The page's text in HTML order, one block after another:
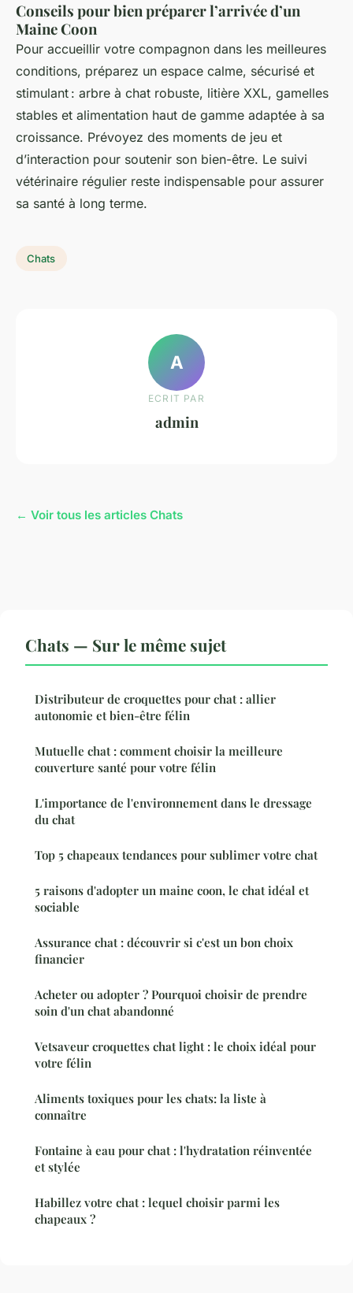
Conseils pour bien préparer l’arrivée d’un
Maine Coon
Pour accueillir votre compagnon dans les meilleures
conditions, préparez un espace calme, sécurisé et
stimulant : arbre à chat robuste, litière XXL, gamelles
stables et alimentation haut de gamme adaptée à sa
croissance. Prévoyez des moments de jeu et
d’interaction pour soutenir son bien-être. Le suivi
vétérinaire régulier reste indispensable pour assurer
sa santé à long terme.
Chats
A
ECRIT PAR
admin
← Voir tous les articles Chats
Chats — Sur le même sujet
Distributeur de croquettes pour chat : allier
autonomie et bien-être félin
Mutuelle chat : comment choisir la meilleure
couverture santé pour votre félin
L'importance de l'environnement dans le dressage
du chat
Top 5 chapeaux tendances pour sublimer votre chat
5 raisons d'adopter un maine coon, le chat idéal et
sociable
Assurance chat : découvrir si c'est un bon choix
financier
Acheter ou adopter ? Pourquoi choisir de prendre
soin d'un chat abandonné
Vetsaveur croquettes chat light : le choix idéal pour
votre félin
Aliments toxiques pour les chats: la liste à
connaître
Fontaine à eau pour chat : l'hydratation réinventée
et stylée
Habillez votre chat : lequel choisir parmi les
chapeaux ?